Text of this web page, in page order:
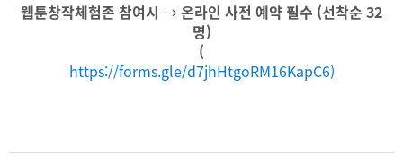
웹툰창작체험존 참여시 →온라인 사전 예약 필수 (선착순 32
명)
(
https://forms.gle/d7jhHtgoRM16KapC6)